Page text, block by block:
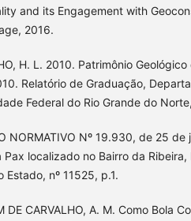
and its Engagement with
2016.
H. L. 2010. Patrimônio
Relatório de Graduação,
Federal do Rio Grande do
NORMATIVO Nº 19.930, de 25
Pax localizado no Bairro da
Estado, nº 11525, p.1.
DE CARVALHO, A. M. Como Bola